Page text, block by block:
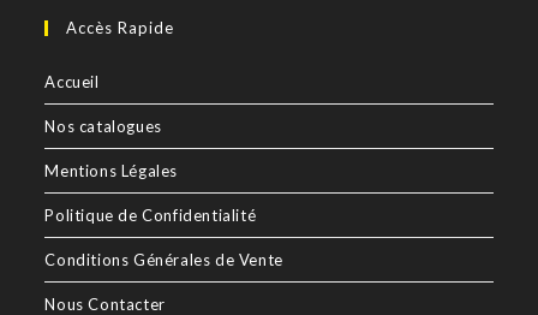
Accès Rapide
Accueil
Nos catalogues
Mentions Légales
Politique de Confidentialité
Conditions Générales de Vente
Nous Contacter